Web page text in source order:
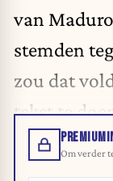
van
stemden
zou dat
tekst te
Om verder